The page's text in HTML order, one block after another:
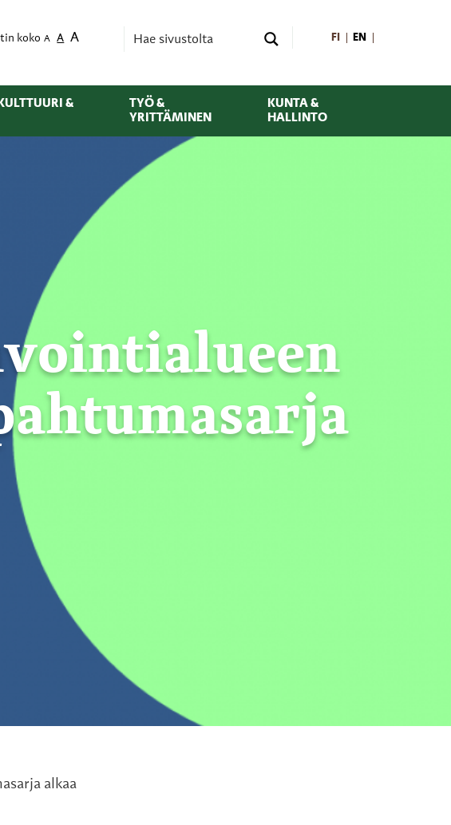
koko A A A FI EN
&
TYÖ &
YRITTÄMINEN
KUNTA &
HALLINTO
alkaa